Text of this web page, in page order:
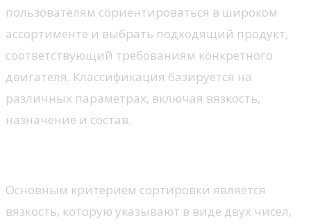
пользователям сориентироваться в широком
ассортименте и выбрать подходящий продукт,
соответствующий требованиям конкретного
двигателя. Классификация базируется на
различных параметрах, включая вязкость,
назначение и состав.
Основным критерием сортировки является
вязкость, которую указывают в виде двух чисел,